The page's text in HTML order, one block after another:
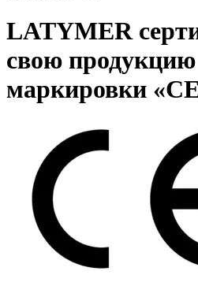
LATYMER
свою
маркировки